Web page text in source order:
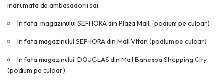
indrumata de ambasadorii sai.
In fata magazinului SEPHORA din Plaza Mall, (podium pe culoar)
In fata magazinului SEPHORA din Mall Vitan (podium pe culoar)
In fata magazinului DOUGLAS din Mall Baneasa Shopping City
(podium pe culoar)